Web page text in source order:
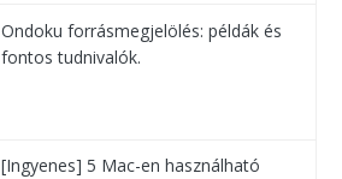
Ondoku forrásmegjelölés: példák és
fontos tudnivalók.
[Ingyenes] 5 Mac-en használható